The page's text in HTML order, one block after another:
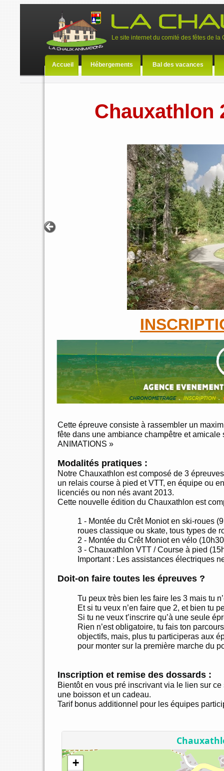
Le site internet du comité des fêtes de la
Accueil Hébergements Bal des vacances
Chauxathlon
Cette épreuve consiste à rassembler un
fête dans une ambiance champêtre et
ANIMATIONS »
Modalités pratiques :
Notre Chauxathlon est composé de 3
un relais course à pied et VTT, en équipe ou
licenciés ou non nés avant 2013.
Cette nouvelle édition du Chauxathlon est
1 - Montée du Crêt Moniot en ski-roues
roues classique ou skate, tous types de
2 - Montée du Crêt Moniot en vélo
3 - Chauxathlon VTT / Course à pied
Important : Les assistances électriques
Doit-on faire toutes les épreuves ?
Tu peux très bien les faire les 3 mais tu
Et si tu veux n’en faire que 2, et bien tu
Si tu ne veux t’inscrire qu’à une seule
Rien n’est obligatoire, tu fais ton
objectifs, mais, plus tu participeras aux
pour monter sur la première marche du
Inscription et remise des dossards :
Bientôt en vous pré inscrivant via le lien sur
une boisson et un cadeau.
Tarif bonus additionnel pour les équipes
REGLEMENT